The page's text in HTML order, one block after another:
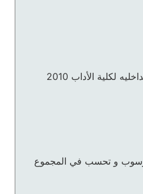
لكلية الأداب 2010
و تحسب في المجموع